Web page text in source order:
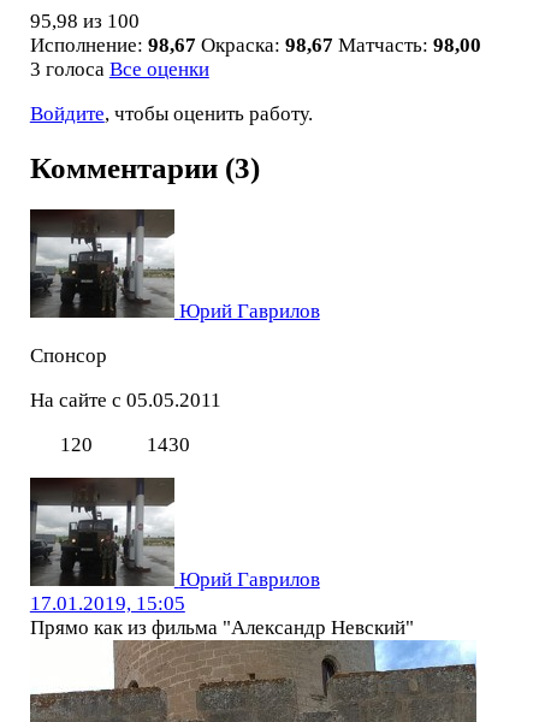
95,98 из 100
Исполнение: 98,67 Окраска: 98,67 Матчасть: 98,00
3 голоса Все оценки
Войдите, чтобы оценить работу.
Комментарии (3)
Юрий Гаврилов
Спонсор
На сайте с 05.05.2011
120
1430
Юрий Гаврилов
17.01.2019, 15:05
Прямо как из фильма "Александр Невский"